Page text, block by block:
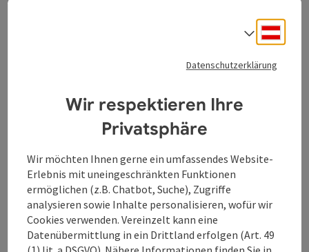
Hochedlinger (Malerei), Nicole Kudla (Objekte), Willi
(Keramik, Malerei, Objekte), Wolf Ruprecht (Malerei),
Gerhard Wöß (Malerei)
Am 31. Juli fällt mit der Ausstellungseröffnung Erwin
Tanzer und Willi Hochedlinger der Startschuss für die
„2er Vernissagen“. Bis 15. November wird das Haus
jeweils drei Wochen lang von zwei Künstler:innen
bespielt.
Öffnungszeiten: 17. Mai bis 15. November, jeweils Sa
und So, 14 - 17 Uhr und nach telefon. Vereinbarung
Datenschutzerklärung
Wir respektieren Ihre
Privatsphäre
Wir möchten Ihnen gerne ein umfassendes Website-
Erlebnis mit uneingeschränkten Funktionen
ermöglichen (z.B. Chatbot, Suche), Zugriffe
analysieren sowie Inhalte personalisieren, wofür wir
Cookies verwenden. Vereinzelt kann eine
Datenübermittlung in ein Drittland erfolgen (Art. 49